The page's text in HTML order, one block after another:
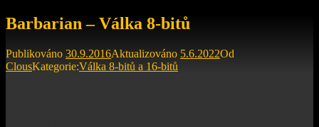
Barbarian – Válka 8-bitů
Publikováno 30.9.2016Aktualizováno 5.6.2022Od
ClousKategorie:Válka 8-bitů a 16-bitů